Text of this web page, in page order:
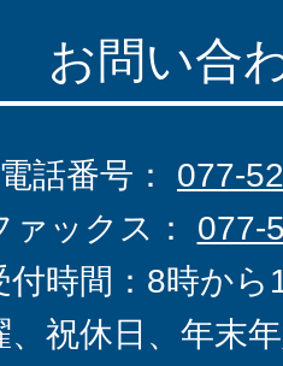
お問い合
電話番号： 077-
ァックス： 077-
付時間：8時から
、祝休日、年末